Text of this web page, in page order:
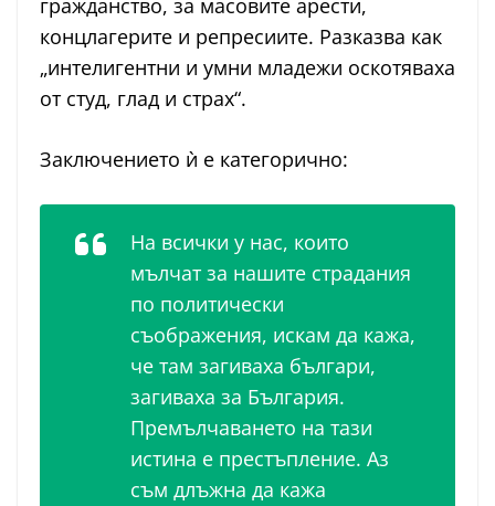
гражданство, за масовите арести,
концлагерите и репресиите. Разказва как
„интелигентни и умни младежи оскотяваха
от студ, глад и страх“.
Заключението ѝ е категорично:
На всички у нас, които
мълчат за нашите страдания
по политически
съображения, искам да кажа,
че там загиваха българи,
загиваха за България.
Премълчаването на тази
истина е престъпление. Аз
съм длъжна да кажа